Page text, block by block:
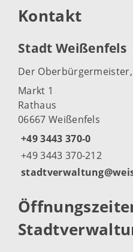
Kontakt
Stadt Weißenfels
Der
Markt 1
Rathaus
06667 Weißenfels
+49 3443 370-0
+49 3443 370-212